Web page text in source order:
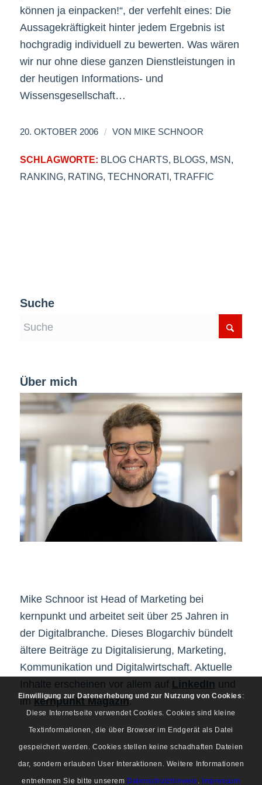
können ja einpacken!“, der verfehlt eines: Die
Aussagekräftigkeit hinter jedem Ergebnis ist
hochgradig individuell zu bewerten. Was wären
wir nur ohne diese ganzen Dienstleistungen in
der heutigen Informations- und
Wissensgesellschaft…
20. OKTOBER 2006 / VON MIKE SCHNOOR
SCHLAGWORTE: BLOG CHARTS, BLOGS, MSN,
RANKING, RATING, TECHNORATI, TRAFFIC
Suche
Über mich
Mike Schnoor ist Head of Marketing bei
kernpunkt und arbeitet seit über 25 Jahren in
der Digitalbranche. Dieses Blogarchiv bündelt
ältere Beiträge zu Digitalisierung, Marketing,
Kommunikation und Digitalwirtschaft. Aktuelle
Inhalte erscheinen vor allem auf LinkedIn und
imkernpunkt Magazin.
Einwilligung zur Datenerhebung und zur Nutzung von Cookies :
Diese Internetseite verwendet Cookies. Cookies sind kleine
Textinformationen, die über Browser im Endgerät als Datei
gespeichert werden. Cookies stellen keine schadhaften Dateien
dar, sondern erlauben User Interaktionen. Weitere Informationen
entnehmen Sie bitte unserem Datenschutzhinweis. Impressum